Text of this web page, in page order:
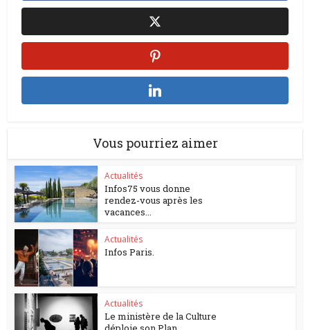
Vous pourriez aimer
Actualités
Infos75 vous donne
rendez-vous après les
vacances...
Actualités
Infos Paris.
Actualités
Le ministère de la Culture